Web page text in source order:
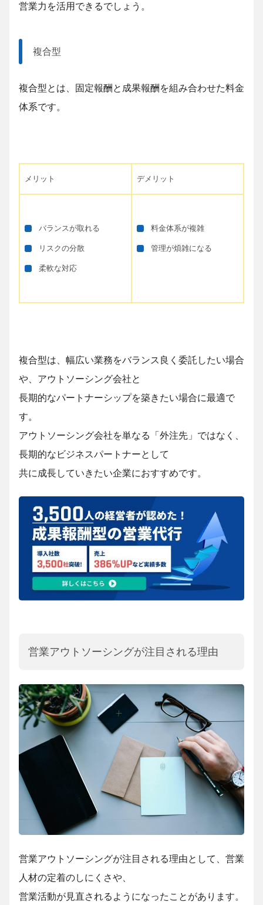
営業力を活用できるでしょう。
複合型
複合型とは、固定報酬と成果報酬を組み合わせた料金
体系です。
メリット デメリット
バランスが取れる
リスクの分散
柔軟な対応
料金体系が複雑
管理が煩雑になる
複合型は、幅広い業務をバランス良く委託したい場合
や、アウトソーシング会社と
長期的なパートナーシップを築きたい場合に最適で
す。
アウトソーシング会社を単なる「外注先」ではなく、
長期的なビジネスパートナーとして
共に成長していきたい企業におすすめです。
営業アウトソーシングが注目される理由
営業アウトソーシングが注目される理由として、営業
人材の定着のしにくさや、
営業活動が見直されるようになったことがあります。